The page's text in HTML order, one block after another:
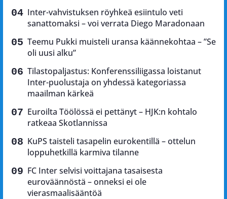
Inter-vahvistuksen röyhkeä esiintulo veti
sanattomaksi – voi verrata Diego Maradonaan
Teemu Pukki muisteli uransa käännekohtaa – ”Se
oli uusi alku”
Tilastopaljastus: Konferenssiliigassa loistanut
Inter-puolustaja on yhdessä kategoriassa
maailman kärkeä
Euroilta Töölössä ei pettänyt – HJK:n kohtalo
ratkeaa Skotlannissa
KuPS taisteli tasapelin eurokentillä – ottelun
loppuhetkillä karmiva tilanne
FC Inter selvisi voittajana tasaisesta
euroväännöstä – onneksi ei ole
vierasmaalisääntöä